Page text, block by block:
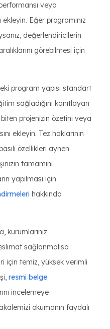
veya
Eğer programınız
değerlendiricilerin
görebilmesi için
program yapısı standart
sağladığını kanıtlayan
projenizin özetini veya
ekleyin. Tez haklarının
özellikleri aynen
tamamını
yapılması için
hakkında
kurumlarınız
sağlanmalısa
için temiz, yüksek verimli
resmi belge
incelemeye
okumanın faydalı